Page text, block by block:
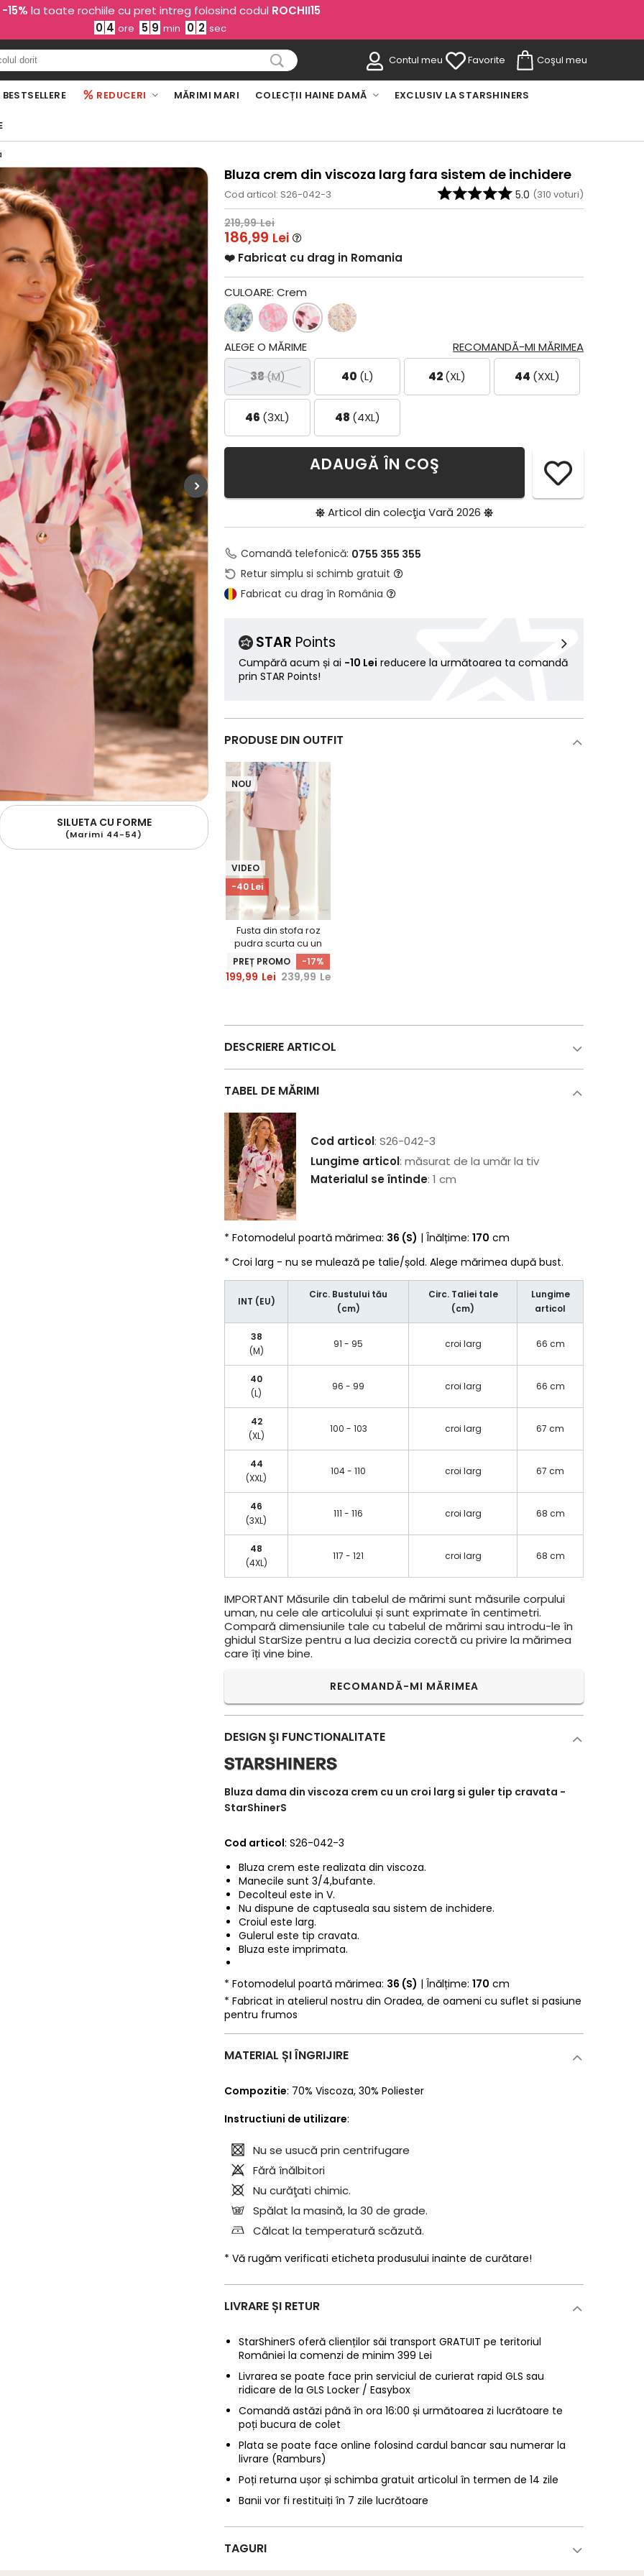
-15% la toate rochiile cu pret intreg folosind codul ROCHII15
0 4 ore 5 9 min 0 0 sec
Contul meu Favorite Coşul meu
BESTSELLERE REDUCERI MĂRIMI MARI COLECȚII HAINE DAMĂ EXCLUSIV LA STARSHINERS
SILUETA CU FORME
(Marimi 44-54)
Bluza crem din viscoza larg fara sistem de inchidere
Cod articol: S26-042-3 5.0 (310 voturi)
219,99 Lei
186,99 Lei
❤️ Fabricat cu drag in Romania
CULOARE:Crem
RECOMANDĂ-MI MĂRIMEA
ALEGE O MĂRIME
38(M) 40 (L) 42(XL) 44 (XXL)
46 (3XL) 48 (4XL)
ADAUGĂ ÎN COŞ
Articol din colecţia Vară 2026
Comandă telefonică: 0755 355 355
Retur simplu si schimb gratuit
Fabricat cu drag în România
STAR Points
Cumpără acum și ai -10 Lei reducere la următoarea ta comandă
prin STAR Points!
PRODUSE DIN OUTFIT
-40 Lei
VIDEO
NOU
Fusta din stofa roz
pudra scurta cu un
croi in A si nasturi
aurii decorativi -
StarShinerS
PREȚ PROMO -17%
199,99 Lei 239,99 Lei
DESCRIERE ARTICOL
TABEL DE MĂRIMI
Cod articol: S26-042-3
Lungime articol: măsurat de la umăr la tiv
Materialul se întinde: 1 cm
* Fotomodelul poartă mărimea: 36 (S) | Înălțime:170 cm
* Croi larg - nu se mulează pe talie/șold. Alege mărimea după bust.
INT (EU)
Circ. Bustului tău
(cm)
Circ. Taliei tale
(cm)
Lungime
articol
38
(M)
91 - 95 croi larg 66 cm
40
(L)
96 - 99 croi larg 66 cm
42
(XL)
100 - 103 croi larg 67 cm
44
(XXL)
104 - 110 croi larg 67 cm
46
(3XL)
111 - 116 croi larg 68 cm
48
(4XL)
117 - 121 croi larg 68 cm
IMPORTANT Măsurile din tabelul de mărimi sunt măsurile corpului
uman, nu cele ale articolului și sunt exprimate în centimetri.
Compară dimensiunile tale cu tabelul de mărimi sau introdu-le în
ghidul StarSize pentru a lua decizia corectă cu privire la mărimea
care îți vine bine.
RECOMANDĂ-MI MĂRIMEA
DESIGN ŞI FUNCTIONALITATE
Bluza dama din viscoza crem cu un croi larg si guler tip cravata -
StarShinerS
Cod articol: S26-042-3
Bluza crem este realizata din viscoza.
Manecile sunt 3/4,bufante.
Decolteul este in V.
Nu dispune de captuseala sau sistem de inchidere.
Croiul este larg.
Gulerul este tip cravata.
Bluza este imprimata.
* Fotomodelul poartă mărimea: 36 (S) | Înălțime:170 cm
* Fabricat in atelierul nostru din Oradea, de oameni cu suflet si pasiune
pentru frumos
MATERIAL ȘI ÎNGRIJIRE
Compozitie: 70% Viscoza,30% Poliester
Instructiuni de utilizare:
Nu se usucă prin centrifugare
Fără înălbitori
Nu curăţati chimic.
Spălat la masină, la 30 de grade.
Călcat la temperatură scăzută.
* Vă rugăm verificati eticheta produsului inainte de curătare!
LIVRARE ȘI RETUR
StarShinerS oferă clienților săi transport GRATUIT pe teritoriul
României la comenzi de minim 399 Lei
Livrarea se poate face prin serviciul de curierat rapid GLS sau
ridicare de la GLS Locker / Easybox
Comandă astăzi până în ora 16:00 și următoarea zi lucrătoare te
poți bucura de colet
Plata se poate face online folosind cardul bancar sau numerar la
livrare (Ramburs)
Poți returna ușor și schimba gratuit articolul în termen de 14 zile
Banii vor fi restituiți în 7 zile lucrătoare
TAGURI